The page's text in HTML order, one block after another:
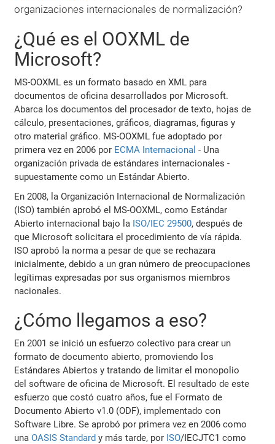
organizaciones internacionales de normalización?
¿Qué es el OOXML de
Microsoft?
MS-OOXML es un formato basado en XML para
documentos de oficina desarrollados por Microsoft.
Abarca los documentos del procesador de texto, hojas de
cálculo, presentaciones, gráficos, diagramas, figuras y
otro material gráfico. MS-OOXML fue adoptado por
primera vez en 2006 por ECMA Internacional - Una
organización privada de estándares internacionales -
supuestamente como un Estándar Abierto.
En 2008, la Organización Internacional de Normalización
(ISO) también aprobó el MS-OOXML, como Estándar
Abierto internacional bajo la ISO/IEC 29500, después de
que Microsoft solicitara el procedimiento de vía rápida.
ISO aprobó la norma a pesar de que se rechazara
inicialmente, debido a un gran número de preocupaciones
legítimas expresadas por sus organismos miembros
nacionales.
¿Cómo llegamos a eso?
En 2001 se inició un esfuerzo colectivo para crear un
formato de documento abierto, promoviendo los
Estándares Abiertos y tratando de limitar el monopolio
del software de oficina de Microsoft. El resultado de este
esfuerzo que costó cuatro años, fue el Formato de
Documento Abierto v1.0 (ODF), implementado con
Software Libre. Se aprobó por primera vez en 2006 como
unaOASIS Standard y más tarde, por ISO/IECJTC1 como